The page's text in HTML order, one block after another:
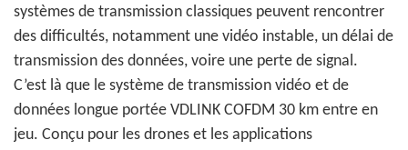
systèmes de transmission classiques peuvent rencontrer
des difficultés, notamment une vidéo instable, un délai de
transmission des données, voire une perte de signal.
C’est là que le système de transmission vidéo et de
données longue portée VDLINK COFDM 30 km entre en
jeu. Conçu pour les drones et les applications